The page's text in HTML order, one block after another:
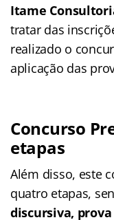
Itame
tratar das
realizado o
aplicação das
Concurso
etapas
Além disso, este
quatro etapas,
discursiva,